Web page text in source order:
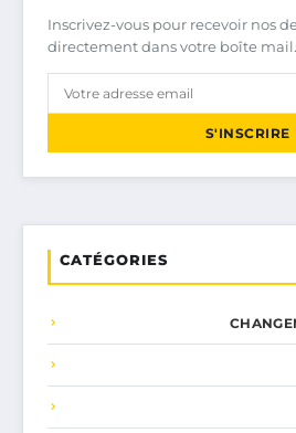
Inscrivez-vous pour recevoir nos
directement dans votre boîte mail.
S'INSCRIRE
CATÉGORIES